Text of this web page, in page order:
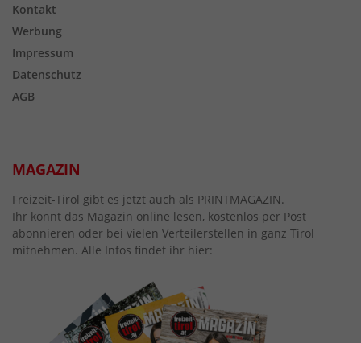
Kontakt
Werbung
Impressum
Datenschutz
AGB
MAGAZIN
Freizeit-Tirol gibt es jetzt auch als PRINTMAGAZIN.
Ihr könnt das Magazin online lesen, kostenlos per Post
abonnieren oder bei vielen Verteilerstellen in ganz Tirol
mitnehmen. Alle Infos findet ihr hier: